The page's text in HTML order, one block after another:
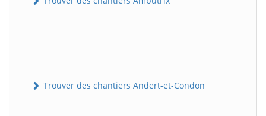
Trouver des chantiers Andert-et-Condon